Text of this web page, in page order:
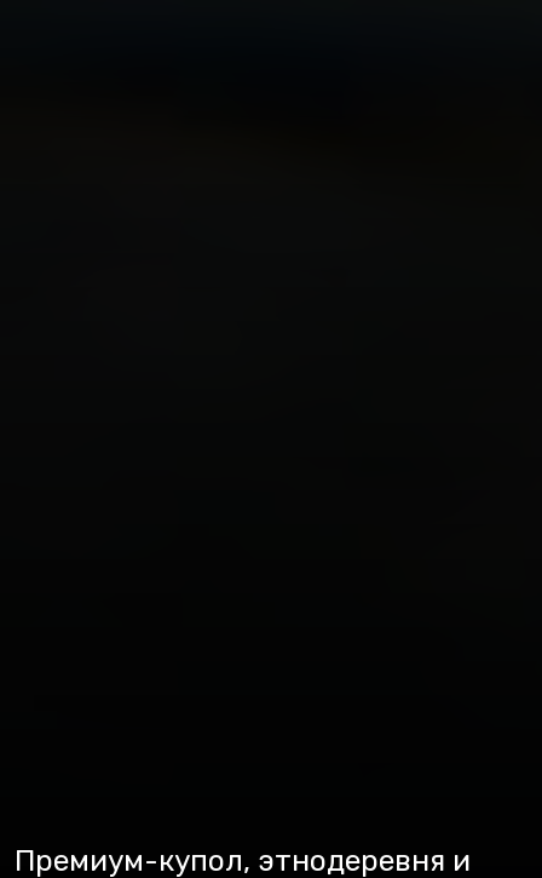
Премиум-купол, этнодеревня и